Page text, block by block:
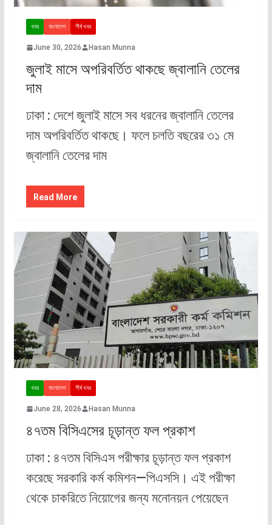
খবর বাংলাদেশ শীর্ষ খবর
June 30, 2026 Hasan Munna
জুলাই মাসে অপরিবর্তিত থাকছে জ্বালানি তেলের
দাম
ঢাকা : দেশে জুলাই মাসে সব ধরনের জ্বালানি তেলের
দাম অপরিবর্তিত থাকছে। ফলে চলতি বছরের ৩১ মে
জ্বালানি তেলের দাম
Read More
খবর বাংলাদেশ শীর্ষ খবর
June 28, 2026 Hasan Munna
৪৭তম বিসিএসের চূড়ান্ত ফল প্রকাশ
ঢাকা : ৪৭তম বিসিএস পরীক্ষার চূড়ান্ত ফল প্রকাশ
করেছে সরকারি কর্ম কমিশন—পিএসসি। এই পরীক্ষা
থেকে চাকরিতে নিয়োগের জন্য মনোনয়ন পেয়েছেন